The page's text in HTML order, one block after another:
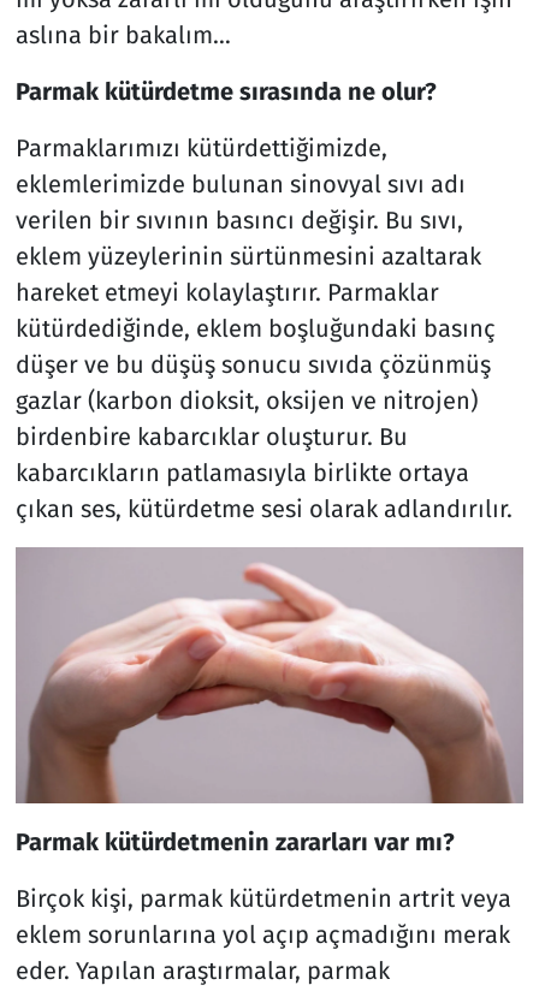
aslına bir bakalım…
Parmak kütürdetme sırasında ne olur?
Parmaklarımızı kütürdettiğimizde,
eklemlerimizde bulunan sinovyal sıvı adı
verilen bir sıvının basıncı değişir. Bu sıvı,
eklem yüzeylerinin sürtünmesini azaltarak
hareket etmeyi kolaylaştırır. Parmaklar
kütürdediğinde, eklem boşluğundaki basınç
düşer ve bu düşüş sonucu sıvıda çözünmüş
gazlar (karbon dioksit, oksijen ve nitrojen)
birdenbire kabarcıklar oluşturur. Bu
kabarcıkların patlamasıyla birlikte ortaya
çıkan ses, kütürdetme sesi olarak adlandırılır.
Parmak kütürdetmenin zararları var mı?
Birçok kişi, parmak kütürdetmenin artrit veya
eklem sorunlarına yol açıp açmadığını merak
eder. Yapılan araştırmalar, parmak